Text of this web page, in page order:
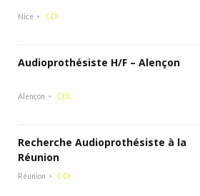
Nice CDI
Audioprothésiste H/F – Alençon
Alençon CDI
Recherche Audioprothésiste à la
Réunion
Réunion CDI